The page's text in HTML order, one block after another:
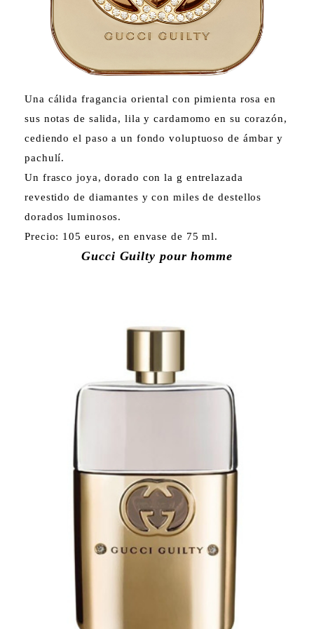
Una cálida fragancia oriental con pimienta rosa en
sus notas de salida, lila y cardamomo en su corazón,
cediendo el paso a un fondo voluptuoso de ámbar y
pachulí.
Un frasco joya, dorado con la g entrelazada
revestido de diamantes y con miles de destellos
dorados luminosos.
Precio: 105 euros, en envase de 75 ml.
Gucci Guilty pour homme